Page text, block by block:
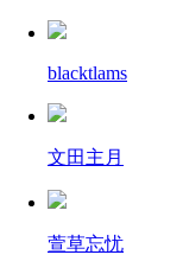
blacktlams
文田主月
萱草忘忧